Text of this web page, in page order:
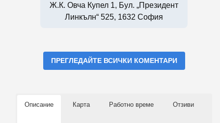
Ж.к. Овча Купел 1, Бул. „Президент
Линкълн“ 525, 1632 София
ПРЕГЛЕДАЙТЕ ВСИЧКИ КОМЕНТАРИ
Описание Карта Работно време Отзиви